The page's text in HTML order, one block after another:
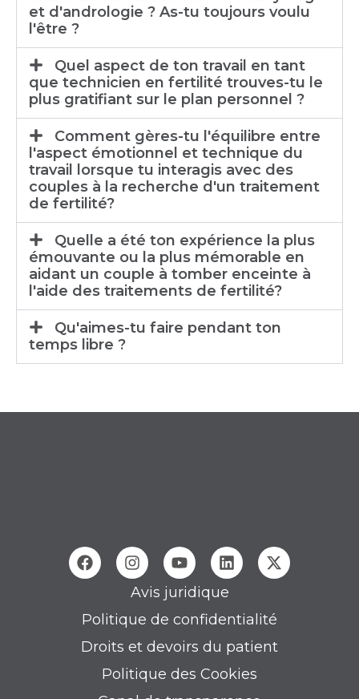
et d'andrologie ? As-tu toujours voulu
l'être ?
Quel aspect de ton travail en tant
que technicien en fertilité trouves-tu le
plus gratifiant sur le plan personnel ?
Comment gères-tu l'équilibre entre
l'aspect émotionnel et technique du
travail lorsque tu interagis avec des
couples à la recherche d'un traitement
de fertilité?
Quelle a été ton expérience la plus
émouvante ou la plus mémorable en
aidant un couple à tomber enceinte à
l'aide des traitements de fertilité?
Qu'aimes-tu faire pendant ton
temps libre ?
Avis juridique
Politique de confidentialité
Droits et devoirs du patient
Politique des Cookies